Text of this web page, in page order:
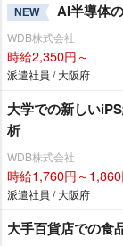
NEW AI半導体
WDB株式会社
時給2,350円～
派遣社員 / 大阪府
大学での新しい
析
WDB株式会社
時給1,760円～
派遣社員 / 大阪府
大手百貨店での食